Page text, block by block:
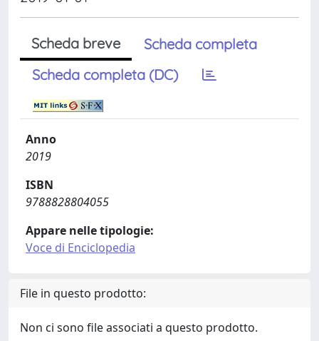
Scheda breve
Scheda completa
Scheda completa (DC)
Anno
2019
ISBN
9788828804055
Appare nelle tipologie:
Voce di Enciclopedia
File in questo prodotto:
Non ci sono file associati a questo prodotto.